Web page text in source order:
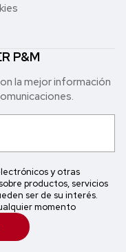
P&M
la mejor in formación
y otras
productos, servicios
ser de su interés.
momento